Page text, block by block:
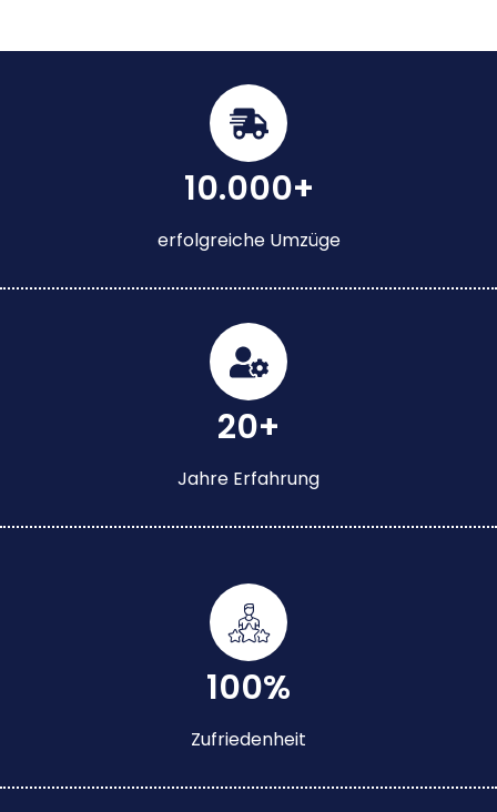
10.000+
erfolgreiche Umzüge
20+
Jahre Erfahrung
100%
Zufriedenheit